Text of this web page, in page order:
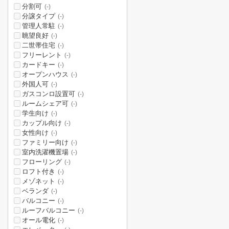
分割可 (-)
分譲タイプ (-)
管理人常駐 (-)
眺望良好 (-)
二世帯住宅 (-)
フリーレント (-)
カードキー (-)
オープンハウス (-)
外国人可 (-)
ガスコンロ設置可 (-)
ルームシェア可 (-)
学生向け (-)
カップル向け (-)
女性向け (-)
ファミリー向け (-)
室内洗濯機置場 (-)
フローリング (-)
ロフト付き (-)
メゾネット (-)
ベランダ (-)
バルコニー (-)
ルーフバルコニー (-)
オール電化 (-)